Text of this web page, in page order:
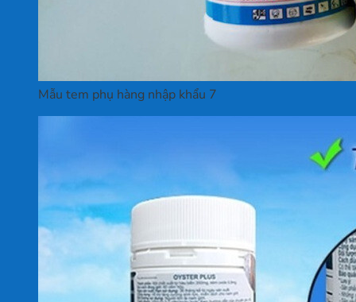
Mẫu tem phụ hàng nhập khẩu 7